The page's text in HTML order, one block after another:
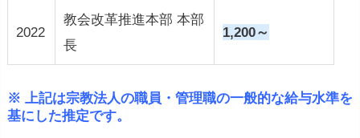
2022
教会改革推進本部 本部
長
1,200～
※ 上記は宗教法人の職員・管理職の一般的な給与水準を
基にした推定です。